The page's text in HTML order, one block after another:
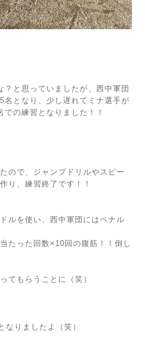
？と思っていましたが、西中軍団
名となり、少し遅れてミナ選手が
の練習となりました！！
ので、ジャンプドリルやスピー
り、練習終了です！！
ルを使い、西中軍団にはペナル
たった回数×10回の腹筋！！倒し
てもらうことに（笑）
なりましたよ（笑）